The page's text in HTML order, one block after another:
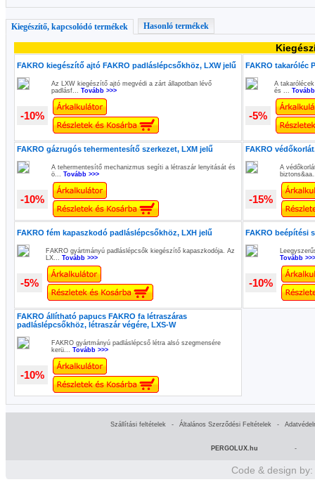
Kiegészítő, kapcsolódó termékek Hasonló termékek
FAKRO kiegészítő ajtó FAKRO padláslépcsőkhöz, LXW jelű
Az LXW kiegészítő ajtó megvédi a zárt állapotban lévő
padlásf... Tovább >>>
-10%
FAKRO takaróléc
A
és ...
-5%
FAKRO gázrugós tehermentesítő szerkezet, LXM jelű
A tehermentesítő mechanizmus segíti a létraszár lenyitását és
ö... Tovább >>>
-10%
FAKRO
A
-15%
FAKRO fém kapaszkodó padláslépcsőkhöz, LXH jelű
FAKRO gyártmányú padláslépcsők kiegészítő kapaszkodója. Az
LX... Tovább >>>
-5%
FAKRO beépítési
Tovább >>>
-10%
FAKRO állítható papucs FAKRO fa létraszáras
padláslépcsőkhöz, létraszár végére, LXS-W
FAKRO gyártmányú padláslépcső létra alsó szegmensére
kerü... Tovább >>>
-10%
Szállítási feltételek - Általános Szerződési Feltételek -
PERGOLUX.hu -
Code & design by: